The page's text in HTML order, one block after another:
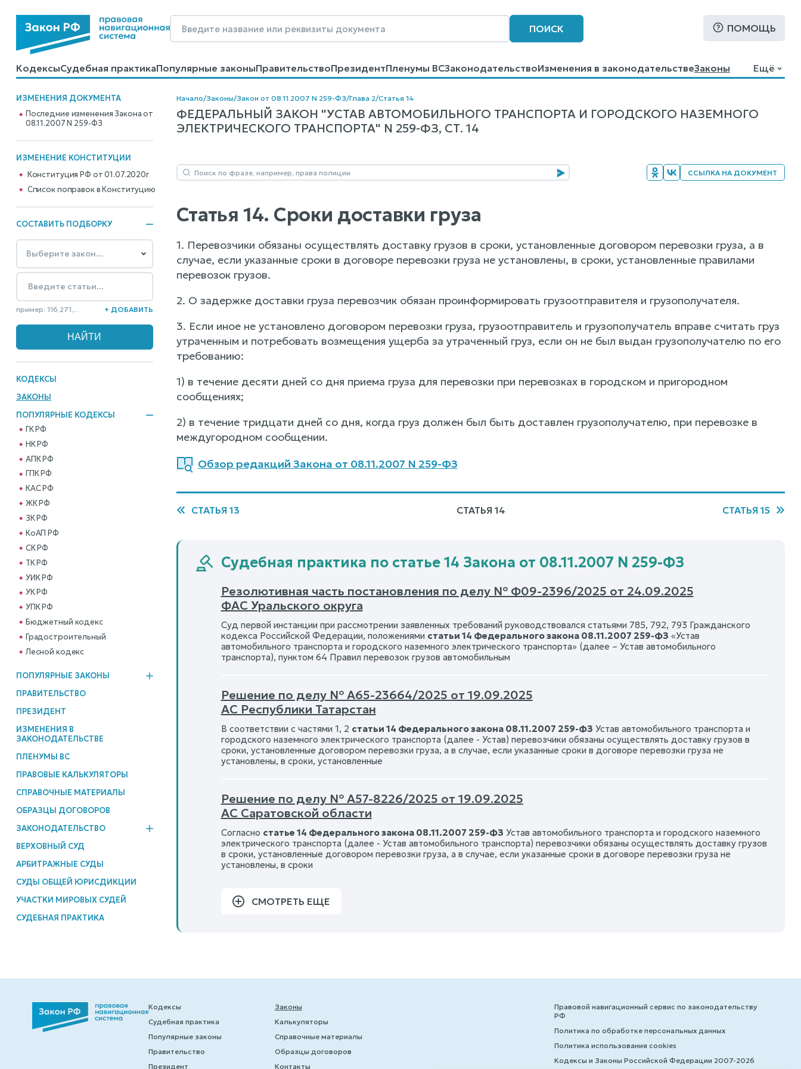
ПОИСК ПОМОЩЬ
КодексыСудебная практикаПопулярные законыПравительствоПрезидентПленумы ВСЗаконодательствоИзменения в законодательствеЗаконы
КалькуляторыСправочные материалыОбразцы договоровКонтактыПомощьПоиск
Ещё
ИЗМЕНЕНИЯ ДОКУМЕНТА
Последние изменения Закона от
08.11.2007 N 259-ФЗ
ИЗМЕНЕНИЕ КОНСТИТУЦИИ
Конституция РФ от 01.07.2020г
Cписок поправок в Конституцию
СОСТАВИТЬ ПОДБОРКУ
пример: 116,271,... + ДОБАВИТЬ
КОДЕКСЫ
ЗАКОНЫ
ПОПУЛЯРНЫЕ КОДЕКСЫ
ГК РФ
НК РФ
АПК РФ
ГПК РФ
КАС РФ
ЖК РФ
ЗК РФ
КоАП РФ
СК РФ
ТК РФ
УИК РФ
УК РФ
УПК РФ
Бюджетный кодекс
Градостроительный
Лесной кодекс
ПОПУЛЯРНЫЕ ЗАКОНЫ
ПРАВИТЕЛЬСТВО
ПРЕЗИДЕНТ
ИЗМЕНЕНИЯ В
ЗАКОНОДАТЕЛЬСТВЕ
ПЛЕНУМЫ ВС
ПРАВОВЫЕ КАЛЬКУЛЯТОРЫ
СПРАВОЧНЫЕ МАТЕРИАЛЫ
ОБРАЗЦЫ ДОГОВОРОВ
ЗАКОНОДАТЕЛЬСТВО
ВЕРХОВНЫЙ СУД
АРБИТРАЖНЫЕ СУДЫ
СУДЫ ОБЩЕЙ ЮРИСДИКЦИИ
УЧАСТКИ МИРОВЫХ СУДЕЙ
СУДЕБНАЯ ПРАКТИКА
Начало/Законы/Закон от 08.11.2007 N 259-ФЗ/Глава 2/Статья 14
ФЕДЕРАЛЬНЫЙ ЗАКОН "УСТАВ АВТОМОБИЛЬНОГО ТРАНСПОРТА И ГОРОДСКОГО НАЗЕМНОГО
ЭЛЕКТРИЧЕСКОГО ТРАНСПОРТА" N 259-ФЗ, СТ. 14
ССЫЛКА НА ДОКУМЕНТ
Статья 14. Сроки доставки груза
1. Перевозчики обязаны осуществлять доставку грузов в сроки, установленные договором перевозки груза, а в
случае, если указанные сроки в договоре перевозки груза не установлены, в сроки, установленные правилами
перевозок грузов.
2. О задержке доставки груза перевозчик обязан проинформировать грузоотправителя и грузополучателя.
3. Если иное не установлено договором перевозки груза, грузоотправитель и грузополучатель вправе считать груз
утраченным и потребовать возмещения ущерба за утраченный груз, если он не был выдан грузополучателю по его
требованию:
1) в течение десяти дней со дня приема груза для перевозки при перевозках в городском и пригородном
сообщениях;
2) в течение тридцати дней со дня, когда груз должен был быть доставлен грузополучателю, при перевозке в
междугородном сообщении.
Обзор редакций Закона от 08.11.2007 N 259-ФЗ
СТАТЬЯ 13 СТАТЬЯ 14 СТАТЬЯ 15
Судебная практика по статье 14 Закона от 08.11.2007 N 259-ФЗ
Резолютивная часть постановления по делу № Ф09-2396/2025 от 24.09.2025
ФАС Уральского округа
Суд первой инстанции при рассмотрении заявленных требований руководствовался статьями 785, 792, 793 Гражданского
кодекса Российской Федерации, положениями статьи 14 Федерального закона 08.11.2007 259-ФЗ «Устав
автомобильного транспорта и городского наземного электрического транспорта» (далее – Устав автомобильного
транспорта), пунктом 64 Правил перевозок грузов автомобильным
Решение по делу № А65-23664/2025 от 19.09.2025
АС Республики Татарстан
В соответствии с частями 1, 2 статьи 14 Федерального закона 08.11.2007 259-ФЗ Устав автомобильного транспорта и
городского наземного электрического транспорта (далее - Устав) перевозчики обязаны осуществлять доставку грузов в
сроки, установленные договором перевозки груза, а в случае, если указанные сроки в договоре перевозки груза не
установлены, в сроки, установленные
Решение по делу № А57-8226/2025 от 19.09.2025
АС Саратовской области
Согласно статье 14 Федерального закона 08.11.2007 259-ФЗ Устав автомобильного транспорта и городского наземного
электрического транспорта (далее - Устав автомобильного транспорта) перевозчики обязаны осуществлять доставку грузов
в сроки, установленные договором перевозки груза, а в случае, если указанные сроки в договоре перевозки груза не
установлены, в сроки
СМОТРЕТЬ ЕЩЕ
Кодексы
Судебная практика
Популярные законы
Правительство
Президент
Законы
Калькуляторы
Справочные материалы
Образцы договоров
Контакты
Правовой навигационный сервис по законодательству
РФ
Политика по обработке персональных данных
Политика использования cookies
Кодексы и Законы Российской Федерации 2007-2026